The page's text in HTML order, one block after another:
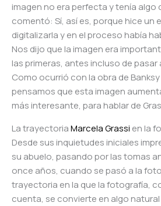
imagen no era perfecta y tenía algo
comentó: Sí, así es, porque hice un
digitalizarla y en el proceso había
Nos dijo que la imagen era
las primeras, antes incluso de
Como ocurrió con la obra de
pensamos que esta imagen
más interesante, para hablar de
La trayectoriaMarcela Grassi en la
Desde sus inquietudes iniciales
su abuelo, pasando por las tomas
once años, cuando se pasó a la
trayectoria en la que la fotografía,
cuenta, se convierte en algo natural